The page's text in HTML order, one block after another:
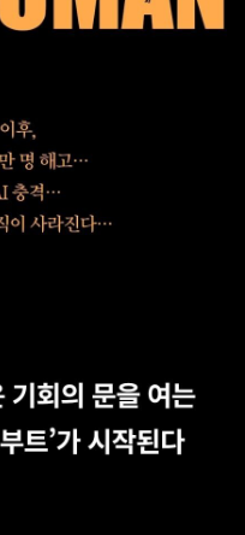
경의 리부트≫라는 책으로 좌
걸었고, 자기 인생의 크고
과정에서 그녀는 깨달았다.
가능성을 무한히 확장시키
런 사람들을 ‘플러스 휴먼’이
운 도전을 시작하는 이들의